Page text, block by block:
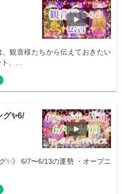
観音様たちから伝えておきたい
ト、…
グ✨6/
✨》 6/7〜6/13の運勢 ・オープニ